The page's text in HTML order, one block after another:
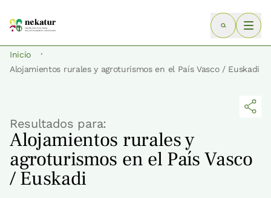
Inicio ·
Alojamientos rurales y agroturismos en el País Vasco / Euskadi
Resultados para:
Alojamientos rurales y
agroturismos en el País Vasco
/ Euskadi